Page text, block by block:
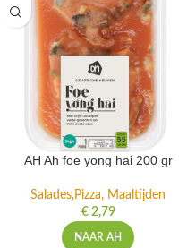
AH Ah foe yong hai 200 gr
Salades,Pizza, Maaltijden
€2,79
NAAR AH